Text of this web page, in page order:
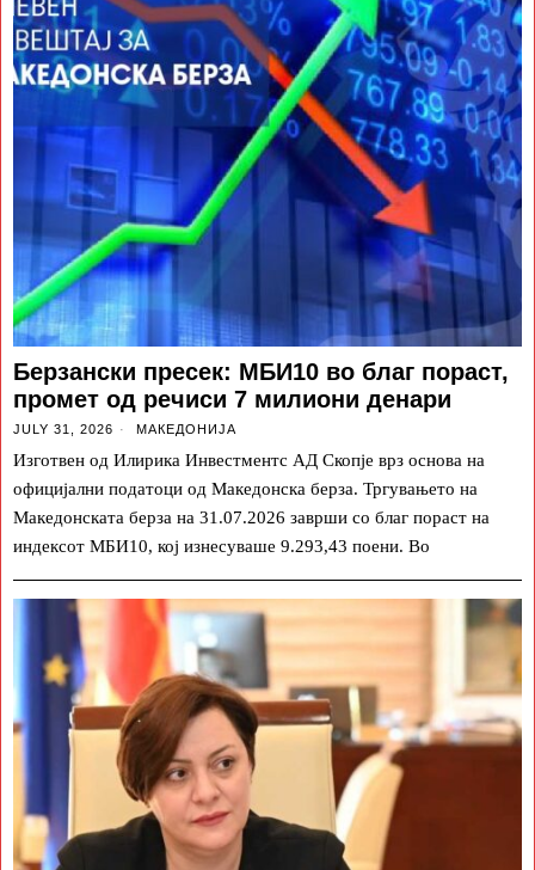
Берзански пресек: МБИ10 во благ пораст,
промет од речиси 7 милиони денари
JULY 31, 2026 МАКЕДОНИЈА
Изготвен од Илирика Инвестментс АД Скопје врз основа на
официјални податоци од Македонска берза. Тргувањето на
Македонската берза на 31.07.2026 заврши со благ пораст на
индексот МБИ10, кој изнесуваше 9.293,43 поени. Во